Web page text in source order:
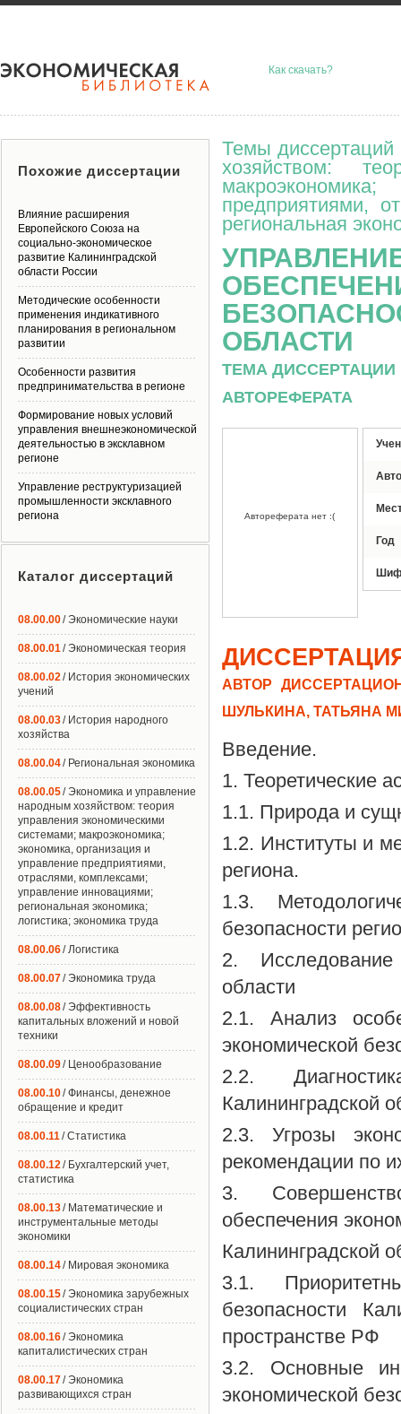
Как скачать?
Темы диссертаций
хозяйством:
предприятиями,
региональная
ОБЛАСТИ
ТЕМА
АВТОРЕФЕРАТА
Автореферата нет :(
Год
АВТОР
ШУЛЬКИНА, ТАТЬЯНА
Введение.
1. Теоретические
1.1. Природа и
1.2. Институты и
региона.
1.3.
безопасности
2. Исследование
области
2.1. Анализ
экономической
2.2.
Калининградской
2.3. Угрозы
рекомендации по
3.
обеспечения
Калининградской
3.1.
безопасности
пространстве РФ
3.2. Основные
экономической
Похожие диссертации
Влияние расширения
Европейского Союза на
социально-экономическое
развитие Калининградской
области России
Методические особенности
применения индикативного
планирования в региональном
развитии
Особенности развития
предпринимательства в регионе
Формирование новых условий
управления внешнеэкономической
деятельностью в эксклавном
регионе
Управление реструктуризацией
промышленности эксклавного
региона
Каталог диссертаций
08.00.00/ Экономические науки
08.00.01/ Экономическая теория
08.00.02/ История экономических
учений
08.00.03/ История народного
хозяйства
08.00.04/ Региональная экономика
08.00.05/ Экономика и управление
народным хозяйством: теория
управления экономическими
системами; макроэкономика;
экономика, организация и
управление предприятиями,
отраслями, комплексами;
управление инновациями;
региональная экономика;
логистика; экономика труда
08.00.06/ Логистика
08.00.07/ Экономика труда
08.00.08/ Эффективность
капитальных вложений и новой
техники
08.00.09/ Ценообразование
08.00.10/ Финансы, денежное
обращение и кредит
08.00.11/ Статистика
08.00.12/ Бухгалтерский учет,
статистика
08.00.13/ Математические и
инструментальные методы
экономики
08.00.14/ Мировая экономика
08.00.15/ Экономика зарубежных
социалистических стран
08.00.16/ Экономика
капиталистических стран
08.00.17/ Экономика
развивающихся стран